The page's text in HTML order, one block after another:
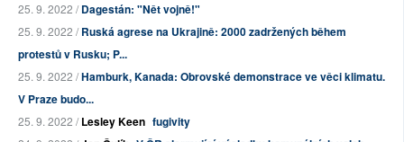
25. 9. 2022 /Dagestán: "Nět vojně!"
25. 9. 2022 /Ruská agrese na Ukrajině: 2000 zadržených během
protestů v Rusku; P...
25. 9. 2022 /Hamburk, Kanada: Obrovské demonstrace ve věci klimatu.
V Praze budo...
25. 9. 2022 /Lesley Keen fugivity